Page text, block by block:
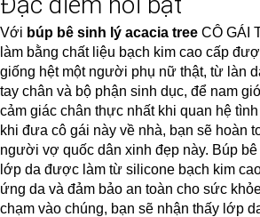
Với búp bê sinh lý acacia tree CÔ GÁI
làm bằng chất liệu bạch kim cao cấp
giống hệt một người phụ nữ thật, từ làn
tay chân và bộ phận sinh dục, để nam
cảm giác chân thực nhất khi quan hệ
khi đưa cô gái này về nhà, bạn sẽ hoàn
người vợ quốc dân xinh đẹp này. Búp
lớp da được làm từ silicone bạch kim
ứng da và đảm bảo an toàn cho sức
chạm vào chúng, bạn sẽ nhận thấy lớp